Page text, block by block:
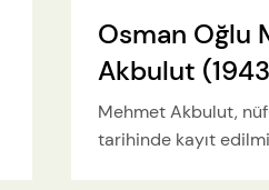
Osman Oğlu
Akbulut
Mehmet Akbulut,
tarihinde kayıt